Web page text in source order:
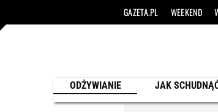
GAZETA.PL WEEKEND
ODŻYWIANIE JAK